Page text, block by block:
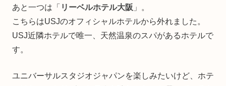
あと一つは「 リーベルホテル大阪 」。
こちらはUSJのオフィシャルホテルから外れました。
USJ近隣ホテルで唯一、天然温泉のスパがあるホテルで
す。
ユニバーサルスタジオジャパンを楽しみたいけど、ホテ